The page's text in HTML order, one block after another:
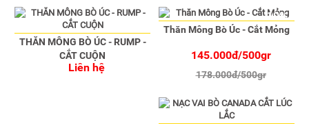
THĂN MÔNG BÒ ÚC - RUMP -
CẮT CUỘN
Liên hệ
Thăn Mông Bò Úc - Cắt Mỏng
145.000đ/500gr
178.000đ/500gr
-19%